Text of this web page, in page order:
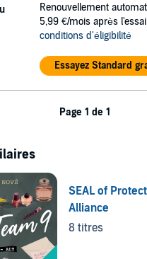
Renouvellement
5,99 €/mois après
conditions d'éligibilité
Essayez Standard
Page 1 de 1
SEAL of
Alliance
8 titres